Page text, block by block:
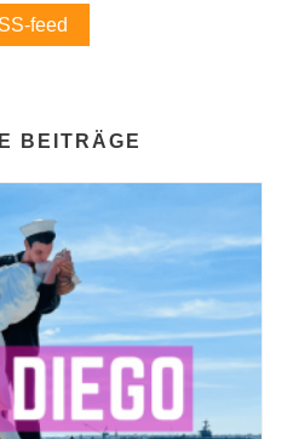
feed
BEITRÄGE